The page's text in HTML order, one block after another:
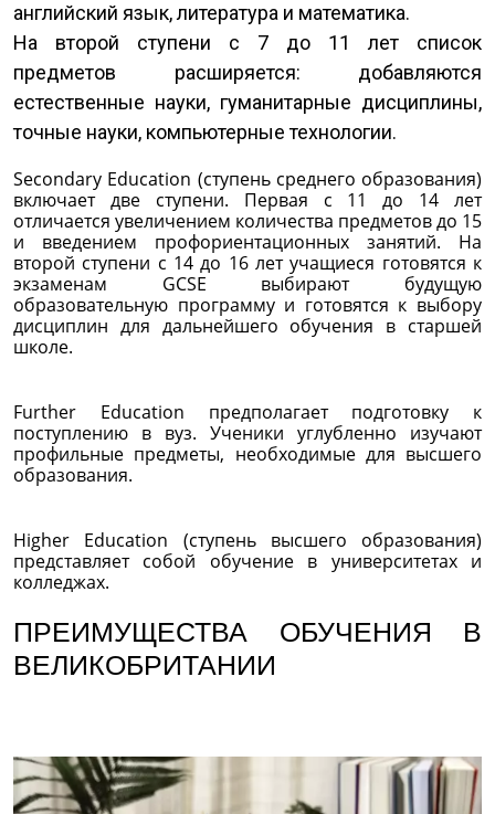
английский язык, литература и математика.
На второй ступени с 7 до 11 лет список
предметов расширяется: добавляются
естественные науки, гуманитарные дисциплины,
точные науки, компьютерные технологии.
Secondary Education (ступень среднего образования)
включает две ступени. Первая с 11 до 14 лет
отличается увеличением количества предметов до 15
и введением профориентационных занятий. На
второй ступени с 14 до 16 лет учащиеся готовятся к
экзаменам GCSE выбирают будущую
образовательную программу и готовятся к выбору
дисциплин для дальнейшего обучения в старшей
школе.
Further Education предполагает подготовку к
поступлению в вуз. Ученики углубленно изучают
профильные предметы, необходимые для высшего
образования.
Higher Education (ступень высшего образования)
представляет собой обучение в университетах и
колледжах.
ПРЕИМУЩЕСТВА ОБУЧЕНИЯ В
ВЕЛИКОБРИТАНИИ